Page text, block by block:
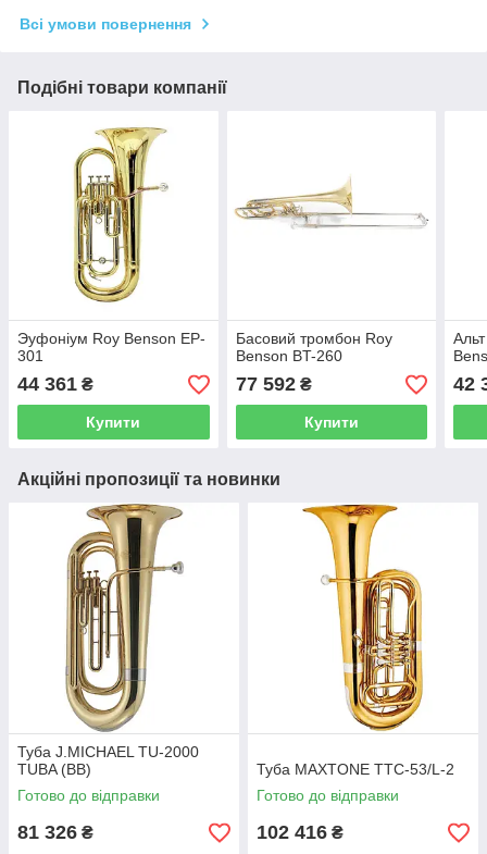
Всі умови повернення
Подібні товари компанії
Эуфоніум Roy Benson EP-
301
44 361 ₴
Купити
Басовий тромбон Roy
Benson BT-260
77 592₴
Купити
42
Акційні пропозиції та новинки
Туба J.MICHAEL TU-2000
TUBA (BB)
Готово до відправки
81 326 ₴
Туба MAXTONE TTC-53/L-2
Готово до відправки
102 416 ₴